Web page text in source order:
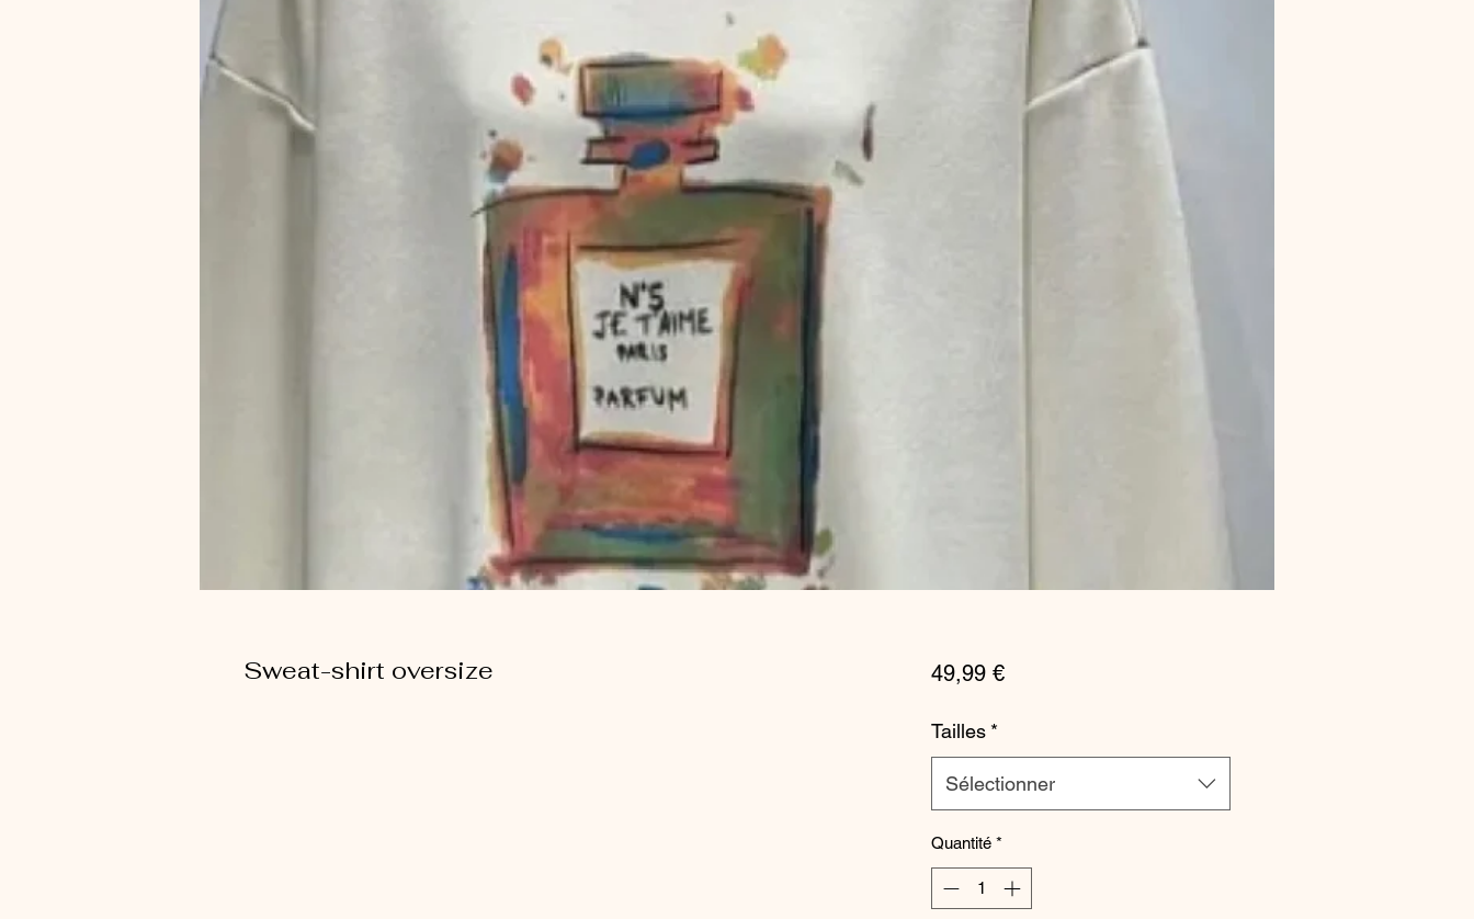
Sweat-shirt oversize 49,99 €Prix
Tailles *
Sélectionner
Quantité *